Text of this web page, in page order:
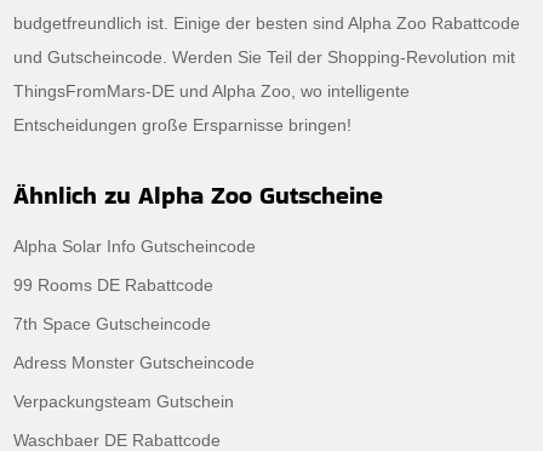
budgetfreundlich ist. Einige der besten sind Alpha Zoo Rabattcode
und Gutscheincode. Werden Sie Teil der Shopping-Revolution mit
ThingsFromMars-DE und Alpha Zoo, wo intelligente
Entscheidungen große Ersparnisse bringen!
Ähnlich zu Alpha Zoo Gutscheine
Alpha Solar Info Gutscheincode
99 Rooms DE Rabattcode
7th Space Gutscheincode
Adress Monster Gutscheincode
Verpackungsteam Gutschein
Waschbaer DE Rabattcode